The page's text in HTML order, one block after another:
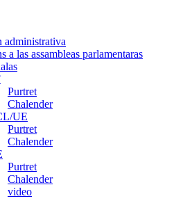
administrativa
a las assambleas parlamentaras
Purtret
Chalender
UE
Purtret
Chalender
Purtret
Chalender
video